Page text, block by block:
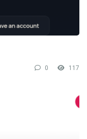
0 117